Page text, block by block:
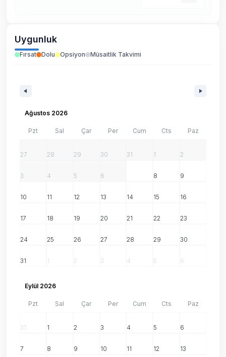
Uygunluk
Fırsat Dolu Opsiyon Müsaitlik Takvimi
Ağustos 2026
Pzt Sal Çar Per Cum Cts Paz
27 28 29 30 31 1 2
3 4 5 6 8 9
10 11 12 13 14 15 16
17 18 19 20 21 22 23
24 25 26 27 28 29 30
31 1 2 3 4 5 6
Eylül 2026
Pzt Sal Çar Per Cum Cts Paz
31 1 2 3 4 5 6
7 8 9 10 11 12 13